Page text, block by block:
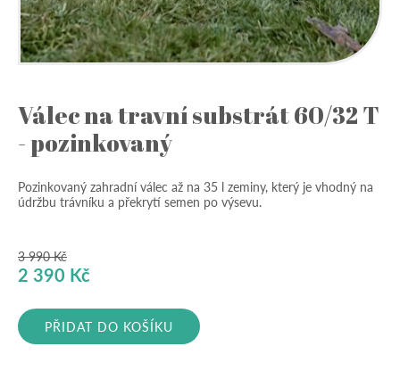
Válec na travní substrát 60/32 T
- pozinkovaný
Pozinkovaný zahradní válec až na 35 l zeminy, který je vhodný na
údržbu trávníku a překrytí semen po výsevu.
3 990Kč
Původní
byla:
3
2 390 Kč
je:
2
PŘIDAT DO KOŠÍKU